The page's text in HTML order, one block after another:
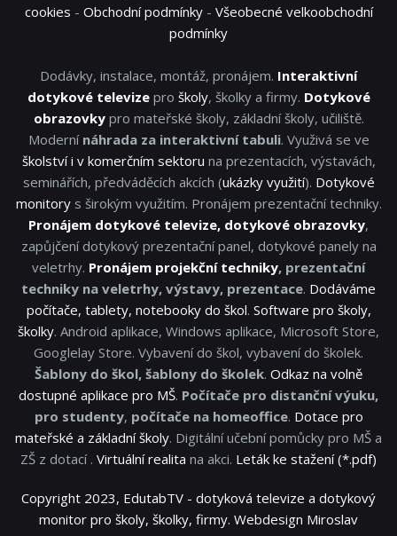
cookies - Obchodní podmínky- Všeobecné velkoobchodní
podmínky
Dodávky, instalace, montáž, pronájem. Interaktivní
dotykové televizepro školy, školky a firmy. Dotykové
obrazovkypro mateřské školy, základní školy, učiliště.
Moderní náhrada za interaktivní tabuli. Využivá se ve
školství i v komerčním sektoru na prezentacích, výstavách,
seminářích, předváděcích akcích (ukázky využití). Dotykové
monitorys širokým využitím. Pronájem prezentační techniky.
Pronájem dotykové televize, dotykové obrazovky,
zapůjčení dotykový prezentační panel, dotykové panely na
veletrhy. Pronájem projekční techniky, prezentační
techniky na veletrhy, výstavy, prezentace. Dodáváme
počítače, tablety, notebooky do škol. Software pro školy,
školky. Android aplikace, Windows aplikace, Microsoft Store,
Googlelay Store. Vybavení do škol, vybavení do školek.
Šablony do škol, šablony do školek. Odkaz na volně
dostupné aplikace pro MŠ. Počítače pro distanční výuku,
pro studenty, počítače na homeoffice. Dotace pro
mateřské a základní školy. Digitální učební pomůcky pro MŠ a
ZŠ z dotací . Virtuální realita na akci. Leták ke stažení (*.pdf)
Copyright 2023, EdutabTV - dotyková televize a dotykový
monitor pro školy, školky, firmy. Webdesign Miroslav